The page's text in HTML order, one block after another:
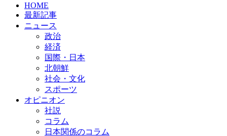
HOME
最新記事
ニュース
政治
経済
国際・日本
北朝鮮
社会・文化
スポーツ
オピニオン
社説
コラム
日本関係のコラム